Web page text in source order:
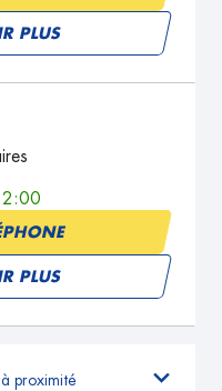
PLUS
PLUS
à proximité